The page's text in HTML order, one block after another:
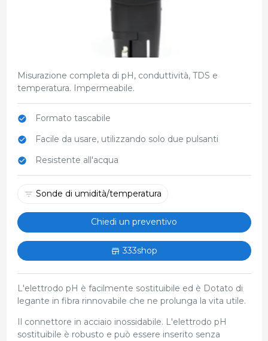
Misurazione completa di pH, conduttività, TDS e
temperatura. Impermeabile.
Formato tascabile
Facile da usare, utilizzando solo due pulsanti
Resistente all'acqua
Sonde di umidità/temperatura
Chiedi un preventivo
333shop
L'elettrodo pH è facilmente sostituibile ed è Dotato di
legante in fibra rinnovabile che ne prolunga la vita utile.
Il connettore in acciaio inossidabile. L'elettrodo pH
sostituibile è robusto e può essere inserito senza